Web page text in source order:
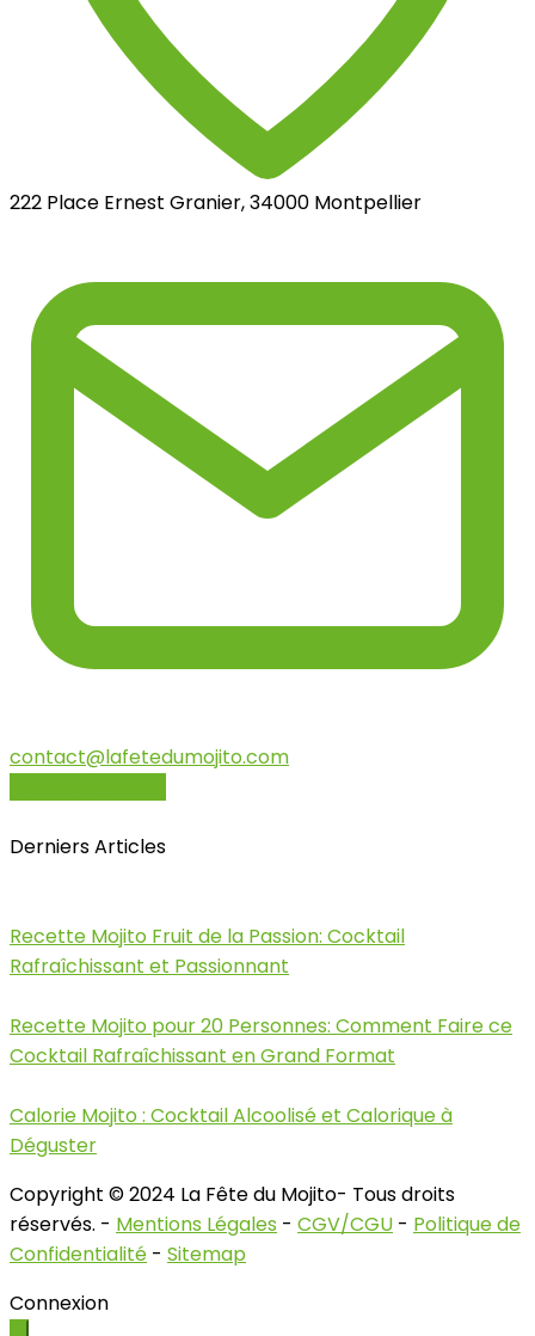
222 Place Ernest Granier, 34000 Montpellier
contact@lafetedumojito.com
Derniers Articles
Recette Mojito Fruit de la Passion: Cocktail
Rafraîchissant et Passionnant
Recette Mojito pour 20 Personnes: Comment Faire ce
Cocktail Rafraîchissant en Grand Format
Calorie Mojito : Cocktail Alcoolisé et Calorique à
Déguster
Copyright © 2024 La Fête du Mojito- Tous droits
réservés. - Mentions Légales - CGV/CGU - Politique de
Confidentialité - Sitemap
Connexion